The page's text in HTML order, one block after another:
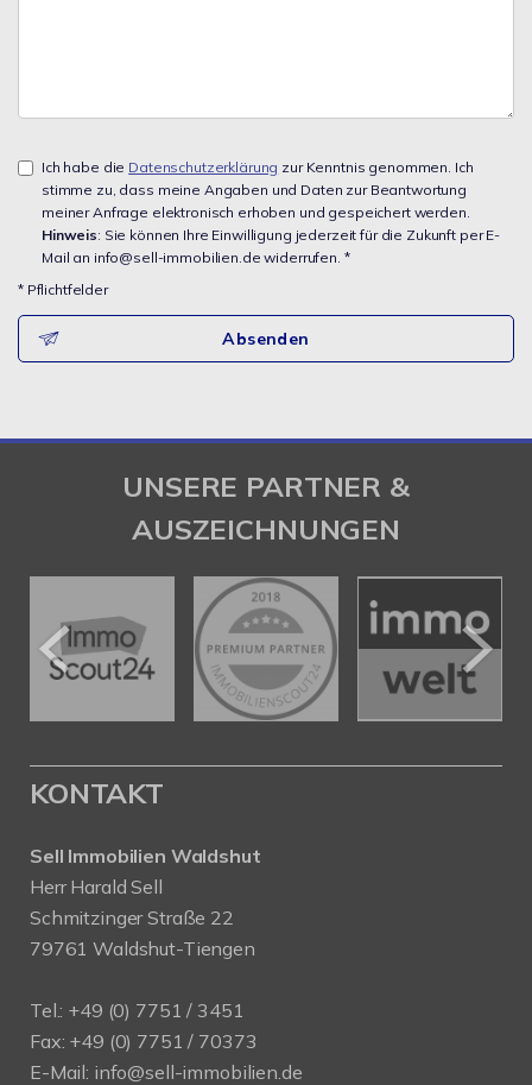
Ich habe die Datenschutzerklärung zur Kenntnis genommen. Ich
stimme zu, dass meine Angaben und Daten zur Beantwortung
meiner Anfrage elektronisch erhoben und gespeichert werden.
Hinweis: Sie können Ihre Einwilligung jederzeit für die Zukunft per E-
Mail an info@sell-immobilien.de widerrufen. *
* Pflichtfelder
Absenden
UNSERE PARTNER &
AUSZEICHNUNGEN
KONTAKT
Sell Immobilien Waldshut
Herr Harald Sell
Schmitzinger Straße 22
79761 Waldshut-Tiengen
Tel.: +49 (0) 7751 / 3451
Fax: +49 (0) 7751 / 70373
E-Mail: info@sell-immobilien.de